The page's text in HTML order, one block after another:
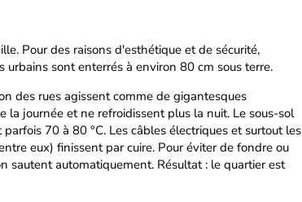
Pour des raisons d'esthétique et de sécurité,
sont enterrés à environ 80 cm sous terre.
des rues agissent comme de gigantesques
la journée et ne refroidissent plus la nuit. Le sous-sol
70 à 80 °C. Les câbles électriques et surtout les
eux) finissent par cuire. Pour éviter de fondre ou
sautent automatiquement. Résultat : le quartier est